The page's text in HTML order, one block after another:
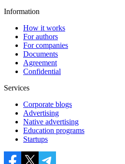
Information
How it works
For authors
For companies
Documents
Agreement
Confidential
Services
Corporate blogs
Advertising
Native advertising
Education programs
Startups